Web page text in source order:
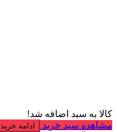
کالا به سبد اضافه شد!
مشاهده سبد خرید
ادامه خرید